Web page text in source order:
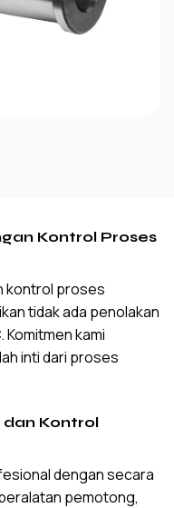
Kontrol Proses
kontrol proses
tidak ada penolakan
Komitmen kami
inti dari proses
dan Kontrol
dengan secara
pemotong,